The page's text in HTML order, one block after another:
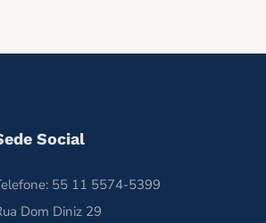
Social
55 11 5574-5399
Dom Diniz 29